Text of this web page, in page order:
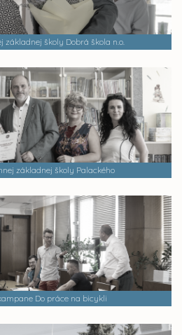
základnej školy Dobrá škola n.o.
základnej školy Palackého
Do práce na bicykli